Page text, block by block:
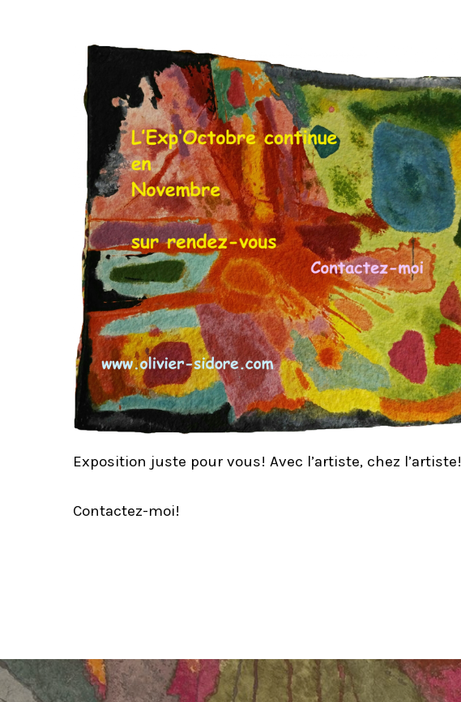
Exposition juste pour vous! Avec l’artiste, chez l’artiste!
Contactez-moi!